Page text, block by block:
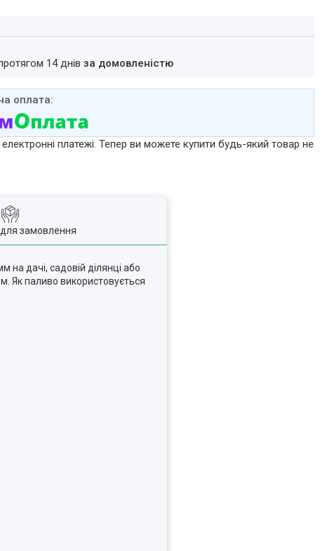
14 днівза домовленістю
електронні платежі. Тепер ви можете купити будь-який товар не
для замовлення
на дачі, садовій ділянці або
Як паливо використовується